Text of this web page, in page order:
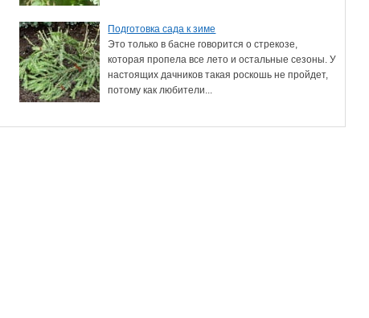
Подготовка сада к зиме
Это только в басне говорится о стрекозе,
которая пропела все лето и остальные сезоны. У
настоящих дачников такая роскошь не пройдет,
потому как любители...